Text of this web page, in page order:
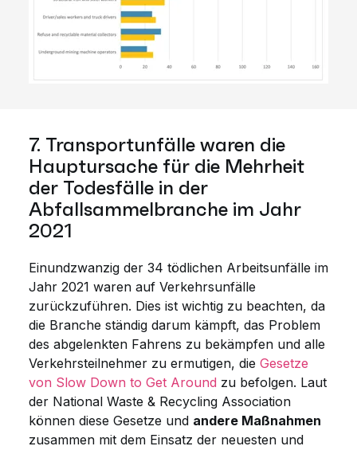
7. Transportunfälle waren die
Hauptursache für die Mehrheit
der Todesfälle in der
Abfallsammelbranche im Jahr
2021
Einundzwanzig der 34 tödlichen Arbeitsunfälle im
Jahr 2021 waren auf Verkehrsunfälle
zurückzuführen. Dies ist wichtig zu beachten, da
die Branche ständig darum kämpft, das Problem
des abgelenkten Fahrens zu bekämpfen und alle
Verkehrsteilnehmer zu ermutigen, die Gesetze
von Slow Down to Get Around zu befolgen. Laut
der National Waste & Recycling Association
können diese Gesetze und andere Maßnahmen
zusammen mit dem Einsatz der neuesten und